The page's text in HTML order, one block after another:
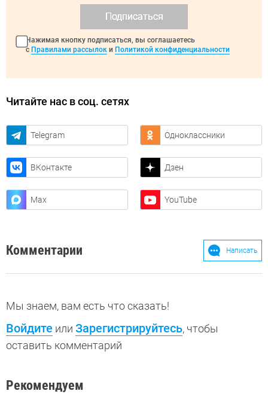
Подписаться
Нажимая кнопку подписаться, вы соглашаетесь
с Правилами рассылок и Политикой конфиденциальности
Читайте нас в соц. сетях
Telegram Одноклассники
ВКонтакте Дзен
Max YouTube
Комментарии Написать
Мы знаем, вам есть что сказать!
Войдите или Зарегистрируйтесь, чтобы
оставить комментарий
Рекомендуем